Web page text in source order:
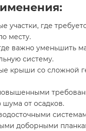
участки, где
месту.
важно уменьшить
систему.
крыши со сложной
от осадков.
доборными